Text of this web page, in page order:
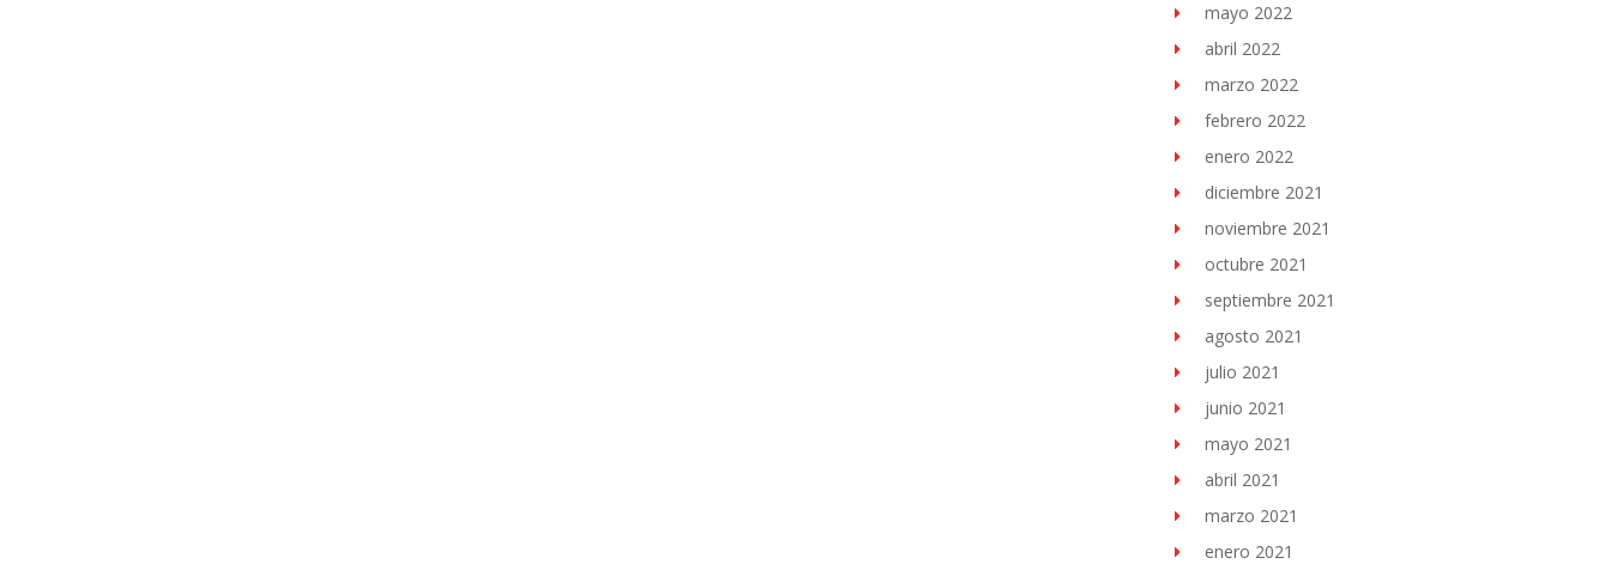
mayo 2022
abril 2022
marzo 2022
febrero 2022
enero 2022
diciembre 2021
noviembre 2021
octubre 2021
septiembre 2021
agosto 2021
julio 2021
junio 2021
mayo 2021
abril 2021
marzo 2021
enero 2021